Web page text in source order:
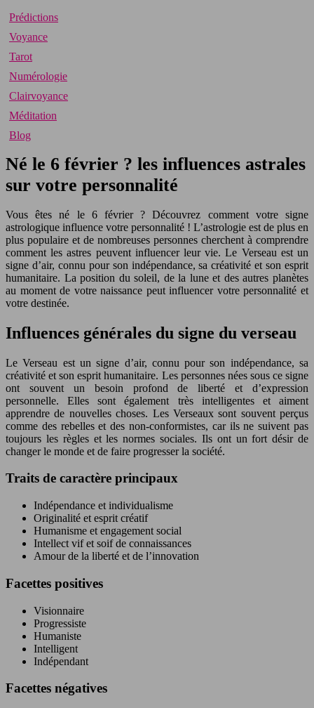
Prédictions
Voyance
Tarot
Numérologie
Clairvoyance
Méditation
Blog
Né le 6 février ? les influences astrales
sur votre personnalité
Vous êtes né le 6 février ? Découvrez comment votre signe
astrologique influence votre personnalité ! L’astrologie est de plus en
plus populaire et de nombreuses personnes cherchent à comprendre
comment les astres peuvent influencer leur vie. Le Verseau est un
signe d’air, connu pour son indépendance, sa créativité et son esprit
humanitaire. La position du soleil, de la lune et des autres planètes
au moment de votre naissance peut influencer votre personnalité et
votre destinée.
Influences générales du signe du verseau
Le Verseau est un signe d’air, connu pour son indépendance, sa
créativité et son esprit humanitaire. Les personnes nées sous ce signe
ont souvent un besoin profond de liberté et d’expression
personnelle. Elles sont également très intelligentes et aiment
apprendre de nouvelles choses. Les Verseaux sont souvent perçus
comme des rebelles et des non-conformistes, car ils ne suivent pas
toujours les règles et les normes sociales. Ils ont un fort désir de
changer le monde et de faire progresser la société.
Traits de caractère principaux
Indépendance et individualisme
Originalité et esprit créatif
Humanisme et engagement social
Intellect vif et soif de connaissances
Amour de la liberté et de l’innovation
Facettes positives
Visionnaire
Progressiste
Humaniste
Intelligent
Indépendant
Facettes négatives